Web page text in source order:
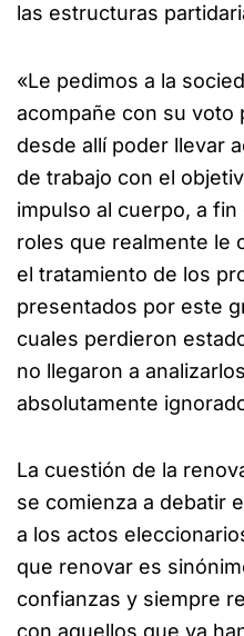
las estructuras
«Le pedimos a la
acompañe con su voto
desde allí poder llevar
de trabajo con el
impulso al cuerpo, a
roles que realmente le
el tratamiento de los
presentados por este
cuales perdieron
no llegaron a
absolutamente
La cuestión de la
se comienza a debatir
a los actos
que renovar es
confianzas y siempre